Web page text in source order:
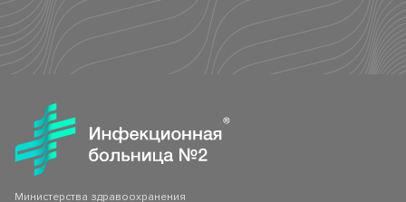
Министерства здравоохранения